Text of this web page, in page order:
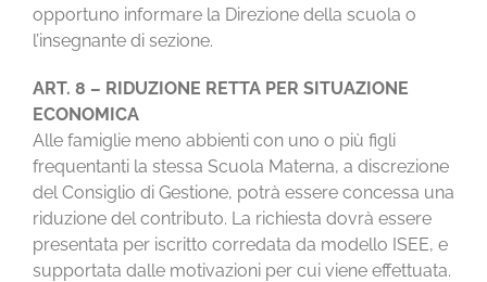
opportuno informare la Direzione della scuola o
l’insegnante di sezione.
ART. 8 – RIDUZIONE RETTA PER SITUAZIONE
ECONOMICA
Alle famiglie meno abbienti con uno o più figli
frequentanti la stessa Scuola Materna, a discrezione
del Consiglio di Gestione, potrà essere concessa una
riduzione del contributo. La richiesta dovrà essere
presentata per iscritto corredata da modello ISEE, e
supportata dalle motivazioni per cui viene effettuata.